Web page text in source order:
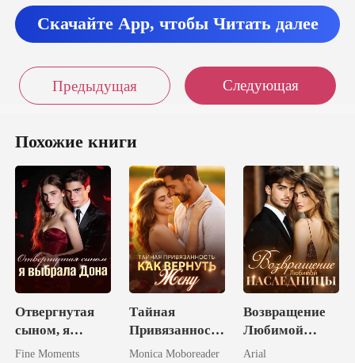
Скачайте App, чтобы Читать далее
Предыдущая Следующая
Похожие книги
Отвергнутая
сыном, я
выбрала Дона
Fine Moments
Тайная
Привязанность
: Как Вернуть
Monica Moboreader
Возвращение
Любимой
Наследницы
Arial